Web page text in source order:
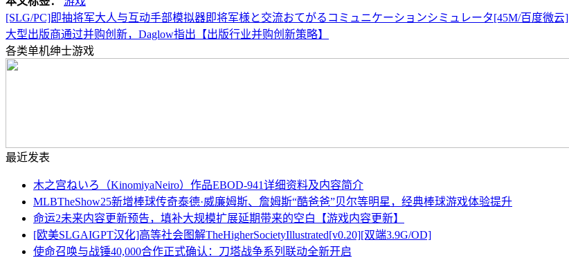
[SLG/PC]即抽将军大人与互动手部模拟器即将军様と交流おてがるコミュニケーションシミュレータ[45M/百度微云]
大型出版商通过并购创新，Daglow指出【出版行业并购创新策略】
各类单机绅士游戏
最近发表
木之宫ねいろ（KinomiyaNeiro）作品EBOD-941详细资料及内容简介
MLBTheShow25新增棒球传奇泰德·威廉姆斯、詹姆斯“酷爸爸”贝尔等明星，经典棒球游戏体验提升
命运2未来内容更新预告，填补大规模扩展延期带来的空白【游戏内容更新】
[欧美SLGAIGPT汉化]高等社会图解TheHigherSocietyIllustrated[v0.20][双端3.9G/OD]
使命召唤与战锤40,000合作正式确认：刀塔战争系列联动全新开启